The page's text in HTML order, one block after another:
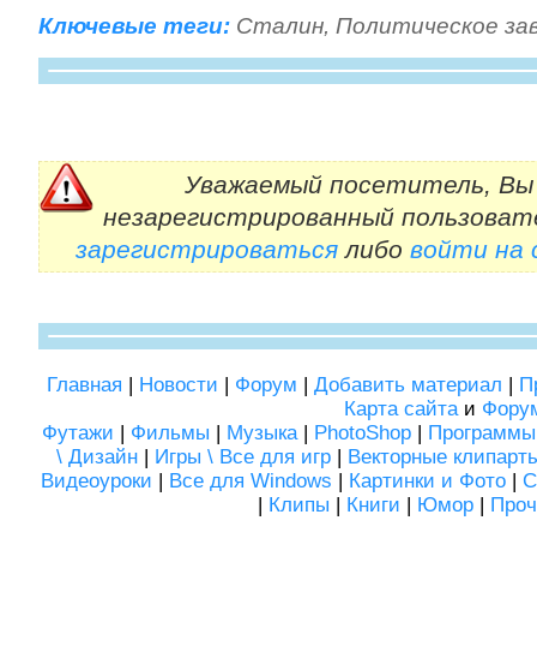
Ключевые теги: Сталин, Политическое
Уважаемый посетитель, Вы
незарегистрированный
зарегистрироватьсялибо войти на
Главная | Новости | Форум | Добавить материал |
Карта сайтаи
Футажи | Фильмы | Музыка| PhotoShop | Программы
\ Дизайн | Игры \ Все для игр | Векторные
Видеоуроки | Все для Windows | Картинки и Фото|
| Клипы | Книги | Юмор |